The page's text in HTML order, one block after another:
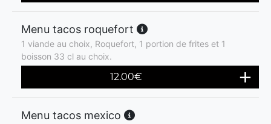
Menu tacos roquefort
1 viande au choix, Roquefort, 1 portion de frites et 1
boisson 33 cl au choix.
12.00€
Menu tacos mexico